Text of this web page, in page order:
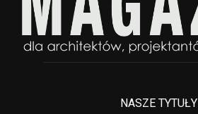
NASZE TYTUŁY